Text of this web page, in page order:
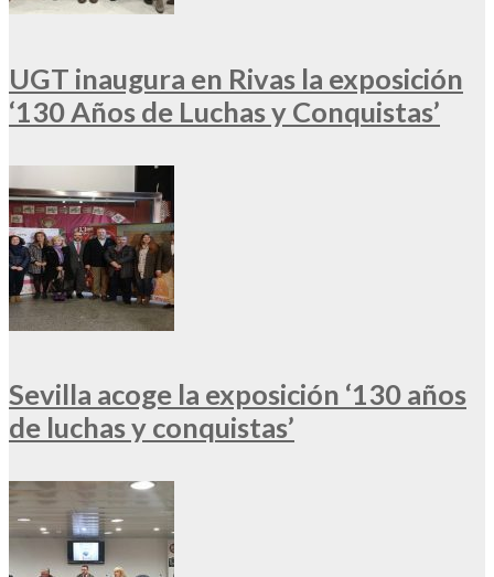
UGT inaugura en Rivas la exposición
‘130 Años de Luchas y Conquistas’
Sevilla acoge la exposición ‘130 años
de luchas y conquistas’